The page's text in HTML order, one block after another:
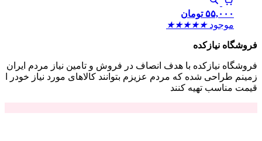
۵۵,۰۰۰ تومان
موجود ★
★
★
★
★
فروشگاه نیازکده
فروشگاه نیازکده با هدف انصاف در فروش و تامین نیاز مردم ایران
زمینم طراحی شده که مردم عزیزم بتوانند کالاهای مورد نیاز خودر ا
قیمت مناسب تهیه کنند